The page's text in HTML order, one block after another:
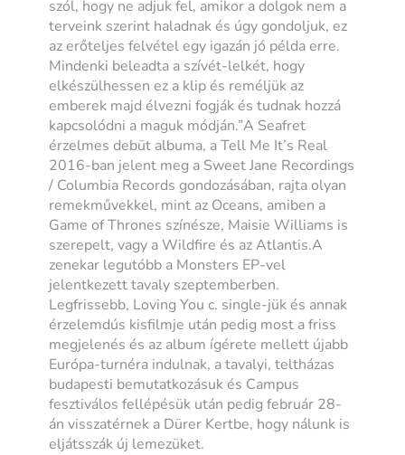
szól, hogy ne adjuk fel, amikor a dolgok nem a
terveink szerint haladnak és úgy gondoljuk, ez
az erőteljes felvétel egy igazán jó példa erre.
Mindenki beleadta a szívét-lelkét, hogy
elkészülhessen ez a klip és reméljük az
emberek majd élvezni fogják és tudnak hozzá
kapcsolódni a maguk módján.”A Seafret
érzelmes debüt albuma, a Tell Me It’s Real
2016-ban jelent meg a Sweet Jane Recordings
/ Columbia Records gondozásában, rajta olyan
remekművekkel, mint az Oceans, amiben a
Game of Thrones színésze, Maisie Williams is
szerepelt, vagy a Wildfire és az Atlantis.A
zenekar legutóbb a Monsters EP-vel
jelentkezett tavaly szeptemberben.
Legfrissebb, Loving You c. single-jük és annak
érzelemdús kisfilmje után pedig most a friss
megjelenés és az album ígérete mellett újabb
Európa-turnéra indulnak, a tavalyi, teltházas
budapesti bemutatkozásuk és Campus
fesztiválos fellépésük után pedig február 28-
án visszatérnek a Dürer Kertbe, hogy nálunk is
eljátsszák új lemezüket.